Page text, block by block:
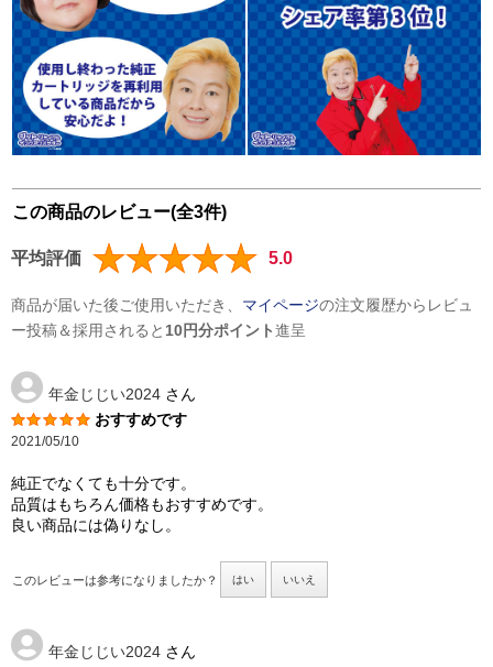
この商品のレビュー(全3件)
平均評価 5.0
商品が届いた後ご使用いただき、 マイページの注文履歴からレビュ
ー投稿＆採用されると 10円分ポイント進呈
年金じじい2024 さん
おすすめです
2021/05/10
純正でなくても十分です。
品質はもちろん価格もおすすめです。
良い商品には偽りなし。
このレビューは参考になりましたか？ はい いいえ
年金じじい2024 さん